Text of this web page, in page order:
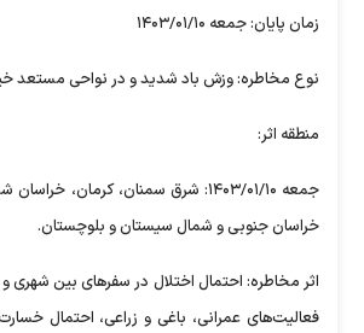
زمان پایان: جمعه ۱۴۰۳/۰۱/۱۰
نوع مخاطره: وزش باد شدید و در نواحی مستعد
منطقه اثر:
جمعه ۱۴۰۳/۰۱/۱۰: شرق سمنان، کرمان،
خراسان جنوبی و شمال سیستان و بلوچستان.
اثر مخاطره: احتمال اختلال در سفر‌های بین شهری
فعالیت‌های عمرانی، باغی و زراعی، احتمال